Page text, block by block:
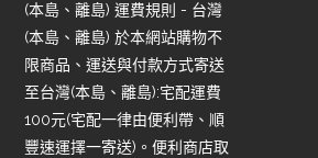
(本島、離島) 運費規則 - 台灣
(本島、離島) 於本網站購物不
限商品、運送與付款方式寄送
至台灣(本島、離島):宅配運費
100元(宅配一律由便利帶、順
豐速運擇一寄送)。便利商店取